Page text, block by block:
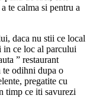
te calma si pentru a
daca nu stii ce local
in ce loc al parcului
” restaurant
te odihni dupa o
pregatite cu
timp ce iti savurezi